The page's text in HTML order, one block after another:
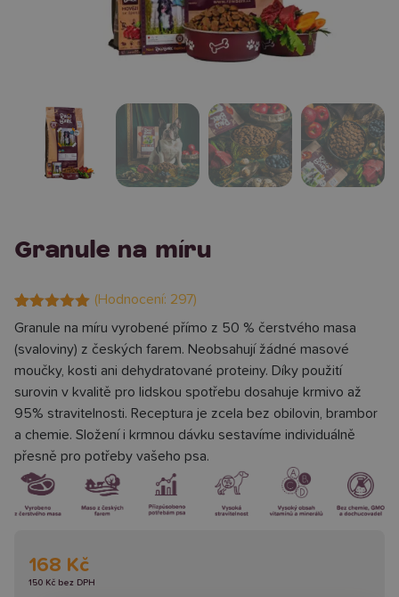
Granule na míru
Hodnoceno
4.99z 5 na
základě
297
hodnocení
zákazníků
(Hodnocení: 297)
Granule na míru vyrobené přímo z 50 % čerstvého masa
(svaloviny) z českých farem. Neobsahují žádné masové
moučky, kosti ani dehydratované proteiny. Díky použití
surovin v kvalitě pro lidskou spotřebu dosahuje krmivo až
95% stravitelnosti. Receptura je zcela bez obilovin, brambor
a chemie. Složení i krmnou dávku sestavíme individuálně
přesně pro potřeby vašeho psa.
168 Kč
150 Kč bez DPH